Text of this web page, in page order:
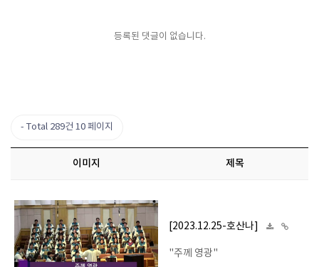
등록된 댓글이 없습니다.
Total 289건 10 페이지
이미지 제목
[2023.12.25-호산나]
"주께 영광"